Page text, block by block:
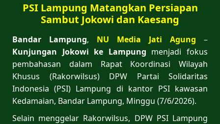
PSI Lampung Matangkan Persiapan
Sambut Jokowi dan Kaesang
Bandar Lampung, NU Media Jati Agung –
Kunjungan Jokowi ke Lampung menjadi fokus
pembahasan dalam Rapat Koordinasi Wilayah
Khusus (Rakorwilsus) DPW Partai Solidaritas
Indonesia (PSI) Lampung di kantor PSI kawasan
Kedamaian, Bandar Lampung, Minggu (7/6/2026).
Selain menggelar Rakorwilsus, DPW PSI Lampung